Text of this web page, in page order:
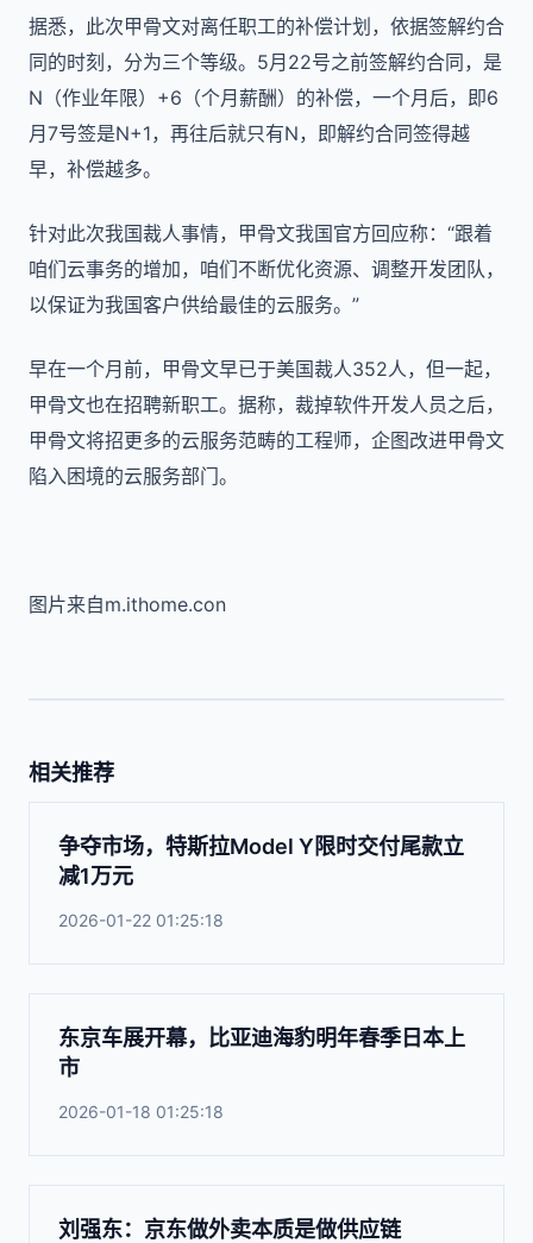
据悉，此次甲骨文对离任职工的补偿计划，依据签解约合
同的时刻，分为三个等级。5月22号之前签解约合同，是
N（作业年限）+6（个月薪酬）的补偿，一个月后，即6
月7号签是N+1，再往后就只有N，即解约合同签得越
早，补偿越多。
针对此次我国裁人事情，甲骨文我国官方回应称：“跟着
咱们云事务的增加，咱们不断优化资源、调整开发团队，
以保证为我国客户供给最佳的云服务。”
早在一个月前，甲骨文早已于美国裁人352人，但一起，
甲骨文也在招聘新职工。据称，裁掉软件开发人员之后，
甲骨文将招更多的云服务范畴的工程师，企图改进甲骨文
陷入困境的云服务部门。
图片来自m.ithome.con
相关推荐
争夺市场，特斯拉Model Y限时交付尾款立
减1万元
2026-01-22 01:25:18
东京车展开幕，比亚迪海豹明年春季日本上
市
2026-01-18 01:25:18
刘强东：京东做外卖本质是做供应链